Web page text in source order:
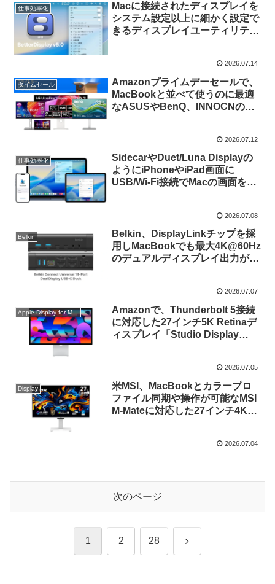
仕事効率化
Macに接続されたディスプレイを
システム設定以上に細かく設定で
きるディスプレイユーティリティ
2026.07.14
タイムセール
Amazonプライムデーセールで、
MacBookと並べて使うのに最適
なASUSやBenQ、INNOCNのモ
ディスプレイなどがセール中。
2026.07.12
仕事効率化
SidecarやDuet/Luna Displayの
ようにiPhoneやiPad画面に
USB/Wi-Fi接続でMacの画面を映
「OpenDisplay」がリリース。
2026.07.08
Belkin
Belkin、DisplayLinkチップを採
用しMacBookでも最大4K@60Hz
のデュアルディスプレイ出力が可
USB-Cドック」を発売。 2026.07.07
Apple Display for Mac
Amazonで、Thunderbolt 5接続
に対応した27インチ5K Retinaデ
ィスプレイ「Studio Display
2026.07.05
Display
米MSI、MacBookとカラープロ
ファイル同期や操作が可能なMSI
M-Mateに対応した27インチ4K
2026.07.04
次のページ
1 2 28 次